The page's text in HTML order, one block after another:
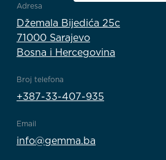
Adresa
Džemala Bijedića 25c
71000 Sarajevo
Bosna i Hercegovina
Broj telefona
+387-33-407-935
Email
info@gemma.ba